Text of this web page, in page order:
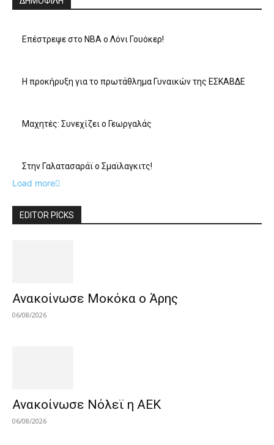
Επέστρεψε στο ΝΒΑ ο Λόνι Γουόκερ!
Η προκήρυξη για το πρωτάθλημα Γυναικών της ΕΣΚΑΒΔΕ
Mαχητές: Συνεχίζει ο Γεωργαλάς
Στην Γαλατασαράϊ ο Σμαϊλαγκιτς!
Load more
EDITOR PICKS
Ανακοίνωσε Μοκόκα ο Άρης
06/08/2026
Ανακοίνωσε Νόλεϊ η ΑΕΚ
06/08/2026